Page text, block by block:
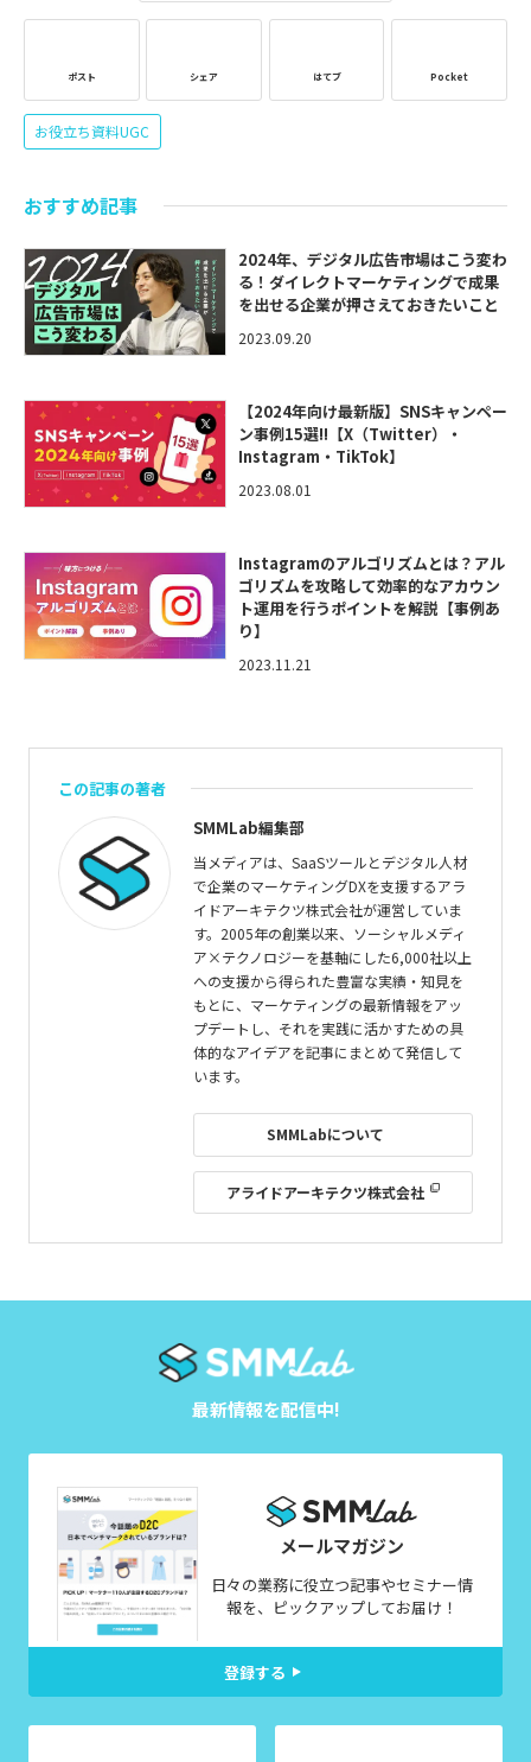
ポスト シェア はてブ Pocket
お役立ち資料UGC
おすすめ記事
2024年、デジタル広告市場はこう変わ
る！ダイレクトマーケティングで成果
を出せる企業が押さえておきたいこと
2023.09.20
【2024年向け最新版】SNSキャンペー
ン事例15選!!【X（Twitter）・
Instagram・TikTok】
2023.08.01
Instagramのアルゴリズムとは？アル
ゴリズムを攻略して効率的なアカウン
ト運用を行うポイントを解説【事例あ
り】
2023.11.21
この記事の著者
SMMLab編集部
当メディアは、SaaSツールとデジタル人材
で企業のマーケティングDXを支援するアラ
イドアーキテクツ株式会社が運営していま
す。2005年の創業以来、ソーシャルメディ
ア×テクノロジーを基軸にした6,000社以上
への支援から得られた豊富な実績・知見を
もとに、マーケティングの最新情報をアッ
プデートし、それを実践に活かすための具
体的なアイデアを記事にまとめて発信して
います。
SMMLabについて
アライドアーキテクツ株式会社
最新情報を配信中!
メールマガジン
日々の業務に役立つ記事やセミナー情
報を、ピックアップしてお届け！
登録する